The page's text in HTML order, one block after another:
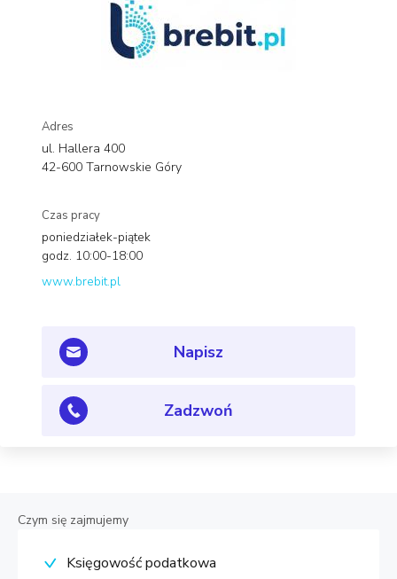
Adres
ul. Hallera 400
42-600 Tarnowskie Góry
Czas pracy
poniedziałek-piątek
godz. 10:00-18:00
www.brebit.pl
Napisz
Zadzwoń
Czym się zajmujemy
Księgowość podatkowa